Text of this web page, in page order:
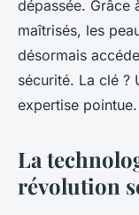
dépassée. Grâce
maîtrisés, les
désormais
sécurité. La clé ?
expertise pointue.
La
révolution